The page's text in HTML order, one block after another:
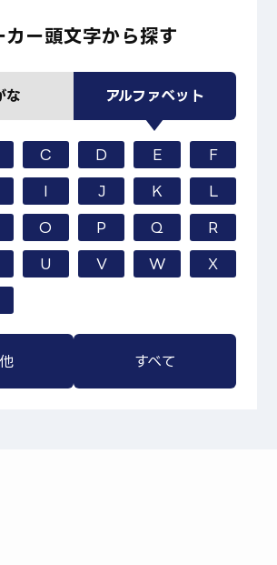
カー頭文字から探す
な アルファベット
C D E F
I J K L
O P Q R
U V W X
すべて